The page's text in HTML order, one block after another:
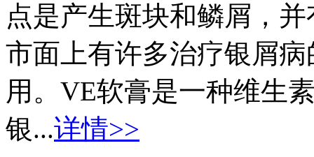
点是产生斑块和鳞屑，
市面上有许多治疗银屑
用。VE软膏是一种维生
银...详情>>